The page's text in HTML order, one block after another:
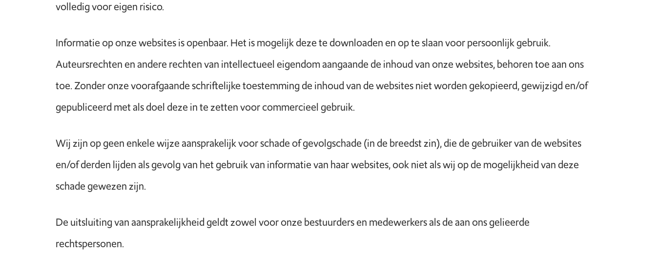
volledig voor eigen risico.
Informatie op onze websites is openbaar. Het is mogelijk deze te downloaden en op te slaan voor persoonlijk gebruik.
Auteursrechten en andere rechten van intellectueel eigendom aangaande de inhoud van onze websites, behoren toe aan ons
toe. Zonder onze voorafgaande schriftelijke toestemming de inhoud van de websites niet worden gekopieerd, gewijzigd en/of
gepubliceerd met als doel deze in te zetten voor commercieel gebruik.
Wij zijn op geen enkele wijze aansprakelijk voor schade of gevolgschade (in de breedst zin), die de gebruiker van de websites
en/of derden lijden als gevolg van het gebruik van informatie van haar websites, ook niet als wij op de mogelijkheid van deze
schade gewezen zijn.
De uitsluiting van aansprakelijkheid geldt zowel voor onze bestuurders en medewerkers als de aan ons gelieerde
rechtspersonen.